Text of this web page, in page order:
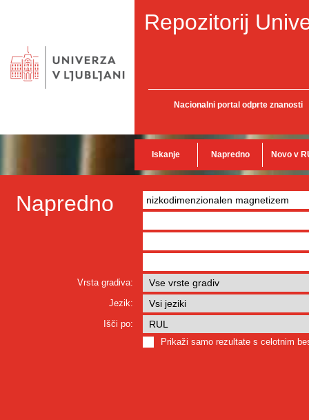
Repozitorij
Nacionalni portal odprte znanosti
Iskanje Napredno Novo v
Napredno
Vrsta gradiva:
Jezik:
Išči po:
Prikaži samo rezultate s celotnim